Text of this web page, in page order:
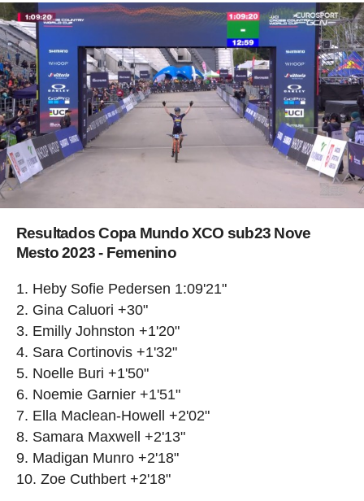
Resultados Copa Mundo XCO sub23 Nove
Mesto 2023 - Femenino
Heby Sofie Pedersen 1:09'21"
Gina Caluori +30"
Emilly Johnston +1'20"
Sara Cortinovis +1'32"
Noelle Buri +1'50"
Noemie Garnier +1'51"
Ella Maclean-Howell +2'02"
Samara Maxwell +2'13"
Madigan Munro +2'18"
Zoe Cuthbert +2'18"